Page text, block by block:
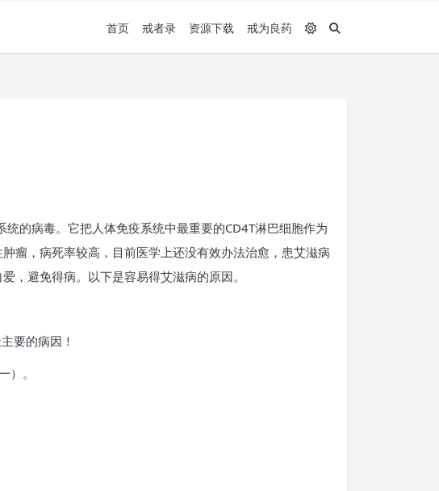
首页 戒者录 资源下载 戒为良药
的病毒。它把人体免疫系统中最重要的CD4T淋巴细胞作为
瘤，病死率较高，目前医学上还没有效办法治愈，患艾滋病
，避免得病。以下是容易得艾滋病的原因。
要的病因！
。